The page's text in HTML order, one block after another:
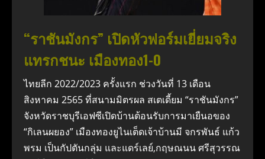
“ราชันมังกร” เปิดหัวฟอร์มเยี่ยมจริง
แทรกชนะ เมืองทอง1-0
ไทยลีก 2022/2023 ครั้งแรก ช่วงวันที่ 13 เดือน
สิงหาคม 2565 ที่สนามมิตรผล สเตเดี้ยม “ราชันมังกร”
จังหวัดราชบุรีเอฟซีเปิดบ้านต้อนรับการมาเยืนอของ
“กิเลนผยอง” เมืองทองยูไนเต็ดเจ้าบ้านมี จกรพันธ์ แก้ว
พรม เป็นกัปตันกลุ่ม และแดร์เลย์,กฤษณนน ศรีสุวรรณ